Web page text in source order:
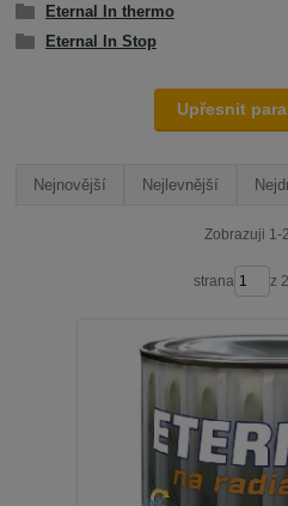
Eternal In thermo
Eternal In Stop
Upřesnit
Nejnovější Nejlevnější
Zobrazuji 1-
strana z 2